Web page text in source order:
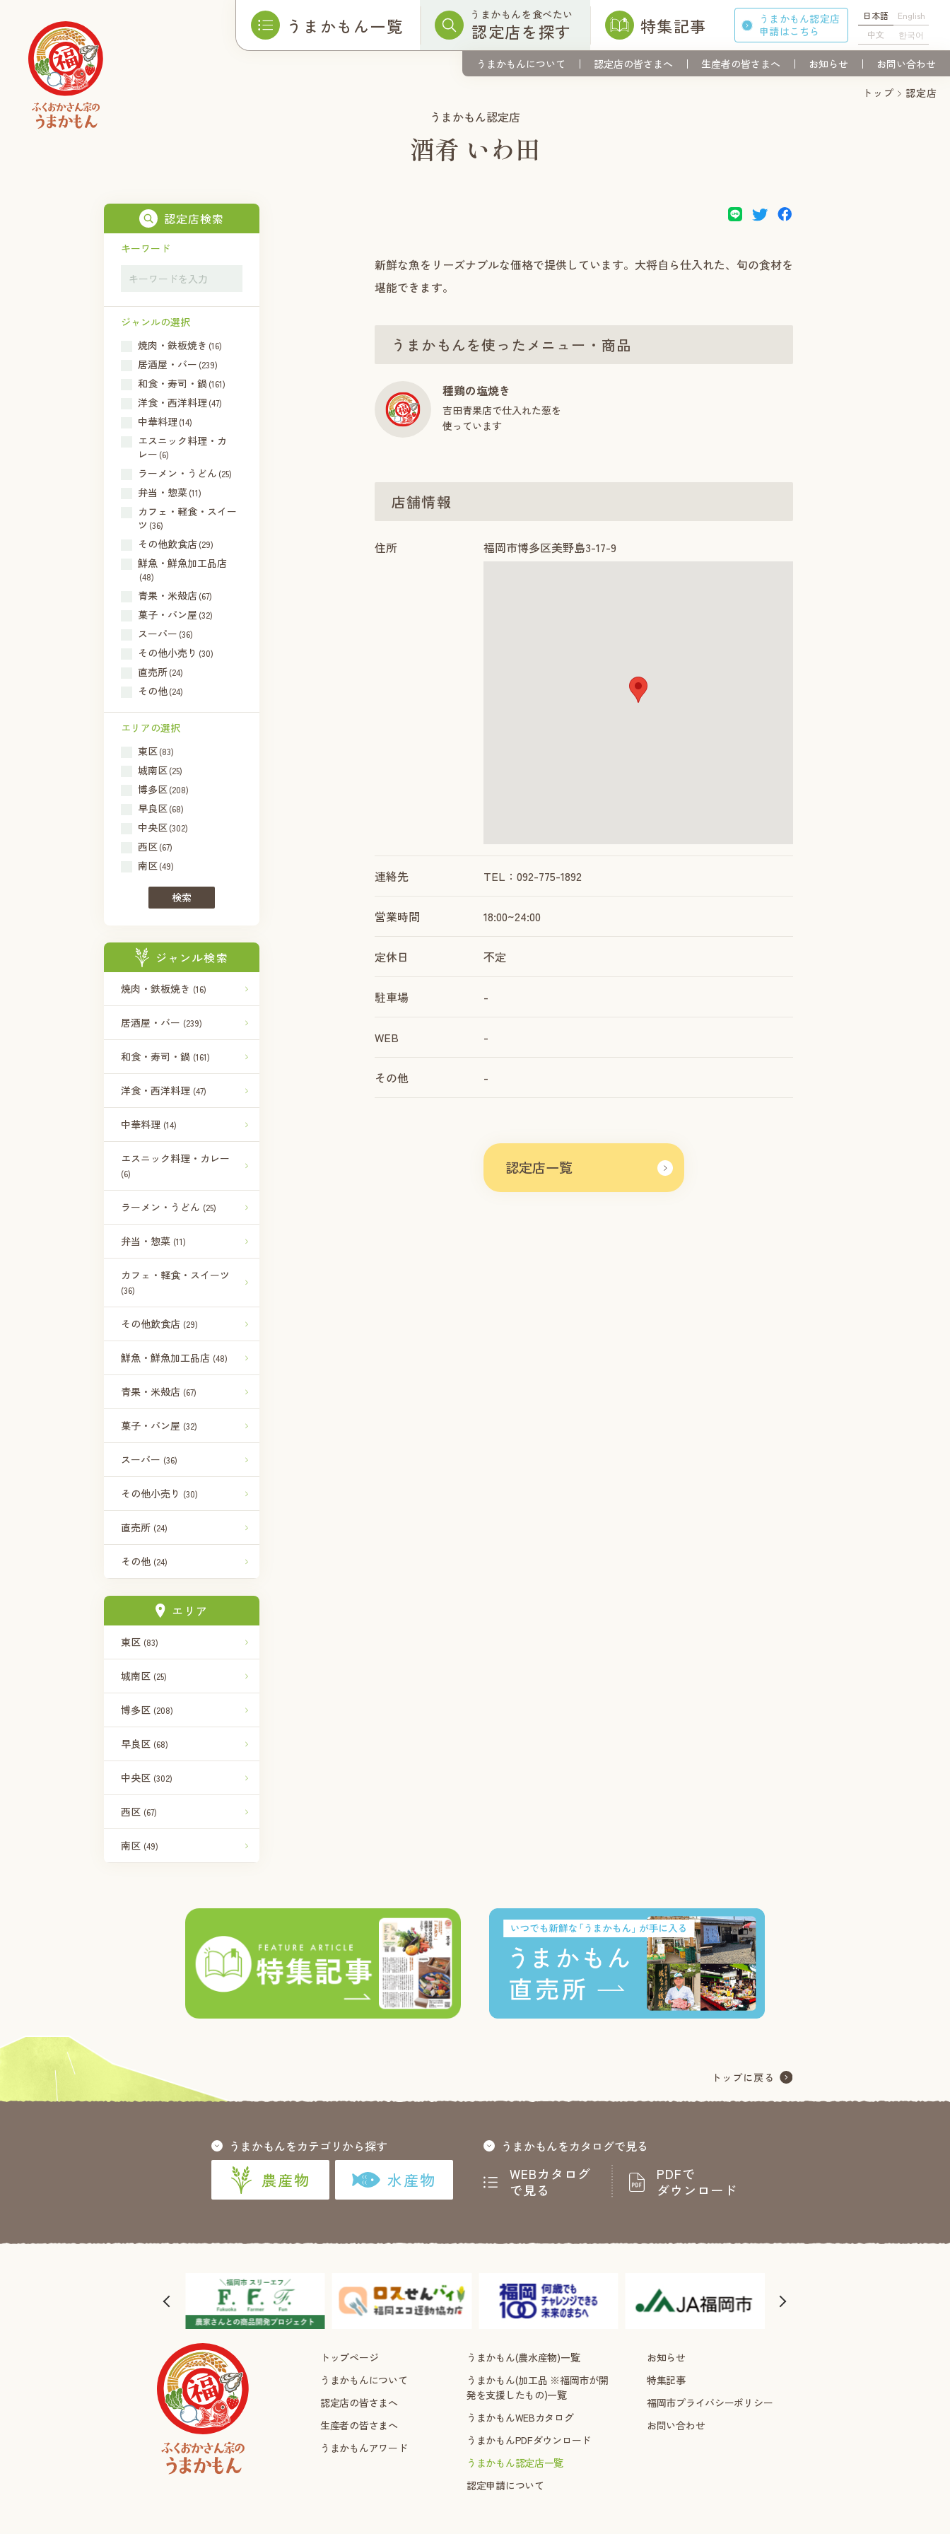
うまかもん一覧 うまかもんを食べたい
認定店を探す 特集記事
うまかもん認定店
申請はこちら
日本語
English
中文
한국어
うまかもんについて 認定店の皆さまへ 生産者の皆さまへ お知らせ お問い合わせ
トップ 認定店
うまかもん認定店
酒肴 いわ田
認定店検索
キーワード
ジャンルの選択
焼肉・鉄板焼き (16)
居酒屋・バー (239)
和食・寿司・鍋 (161)
洋食・西洋料理 (47)
中華料理 (14)
エスニック料理・カ
レー (6)
ラーメン・うどん (25)
弁当・惣菜(11)
カフェ・軽食・スイー
ツ (36)
その他飲食店(29)
鮮魚・鮮魚加工品店
(48)
青果・米殻店(67)
菓子・パン屋 (32)
スーパー (36)
その他小売り (30)
直売所(24)
その他(24)
エリアの選択
東区(83)
城南区(25)
博多区(208)
早良区(68)
中央区(302)
西区(67)
南区(49)
検索
ジャンル検索
焼肉・鉄板焼き (16)
居酒屋・バー (239)
和食・寿司・鍋 (161)
洋食・西洋料理 (47)
中華料理 (14)
エスニック料理・カレー
(6)
ラーメン・うどん (25)
弁当・惣菜 (11)
カフェ・軽食・スイーツ
(36)
その他飲食店 (29)
鮮魚・鮮魚加工品店 (48)
青果・米殻店 (67)
菓子・パン屋 (32)
スーパー (36)
その他小売り (30)
直売所 (24)
その他 (24)
エリア
東区 (83)
城南区 (25)
博多区 (208)
早良区 (68)
中央区 (302)
西区 (67)
南区 (49)
新鮮な魚をリーズナブルな価格で提供しています。大将自ら仕入れた、旬の食材を
堪能できます。
うまかもんを使ったメニュー・商品
種鶏の塩焼き
吉田青果店で仕入れた葱を
使っています
店舗情報
住所 福岡市博多区美野島3-17-9
連絡先 TEL：092-775-1892
営業時間 18:00~24:00
定休日 不定
駐車場 -
WEB -
その他 -
認定店一覧
うまかもんをカテゴリから探す
農産物 水産物
うまかもんをカタログで見る
WEBカタログ
で見る
PDFで
ダウンロード
トップページ
うまかもんについて
認定店の皆さまへ
生産者の皆さまへ
うまかもんアワード
うまかもん(農水産物)一覧
うまかもん(加工品 ※福岡市が開
発を支援したもの)一覧
うまかもんWEBカタログ
うまかもんPDFダウンロード
うまかもん認定店一覧
認定申請について
お知らせ
特集記事
福岡市プライバシーポリシー
お問い合わせ